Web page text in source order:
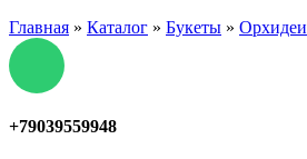
Главная » Каталог » Букеты » Орхидеи
+79039559948